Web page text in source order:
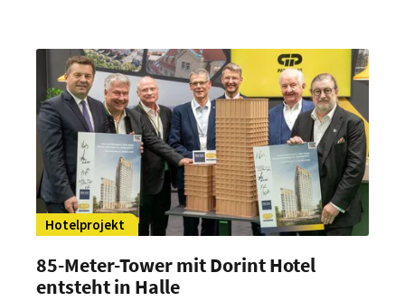
Hotelprojekt
85-Meter-Tower mit Dorint Hotel
entsteht in Halle